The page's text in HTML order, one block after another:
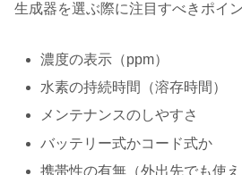
生成器を選ぶ際に注目すべきポイ
濃度の表示（ppm）
水素の持続時間（溶存時間）
メンテナンスのしやすさ
バッテリー式かコード式か
携帯性の有無（外出先でも使え